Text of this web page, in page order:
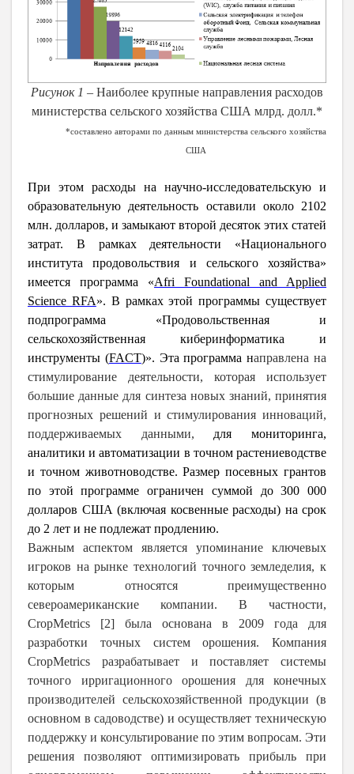
Рисунок 1 – Наиболее крупные направления расходов
министерства сельского хозяйства США млрд. долл.*
*составлено авторами по данным министерства сельского хозяйства
США
При этом расходы на научно-исследовательскую и
образовательную деятельность оставили около 2102
млн. долларов, и замыкают второй десяток этих статей
затрат. В рамках деятельности «Национального
института продовольствия и сельского хозяйства»
имеется программа «Afri Foundational and Applied
Science RFA». В рамках этой программы существует
подпрограмма «Продовольственная и
сельскохозяйственная киберинформатика и
инструменты (FACT)». Эта программа направлена на
стимулирование деятельности, которая использует
большие данные для синтеза новых знаний, принятия
прогнозных решений и стимулирования инноваций,
поддерживаемых данными, для мониторинга,
аналитики и автоматизации в точном растениеводстве
и точном животноводстве. Размер посевных грантов
по этой программе ограничен суммой до 300 000
долларов США (включая косвенные расходы) на срок
до 2 лет и не подлежат продлению.
Важным аспектом является упоминание ключевых
игроков на рынке технологий точного земледелия, к
которым относятся преимущественно
североамериканские компании. В частности,
CropMetrics [2] была основана в 2009 года для
разработки точных систем орошения. Компания
CropMetrics разрабатывает и поставляет системы
точного ирригационного орошения для конечных
производителей сельскохозяйственной продукции (в
основном в садоводстве) и осуществляет техническую
поддержку и консультирование по этим вопросам. Эти
решения позволяют оптимизировать прибыль при